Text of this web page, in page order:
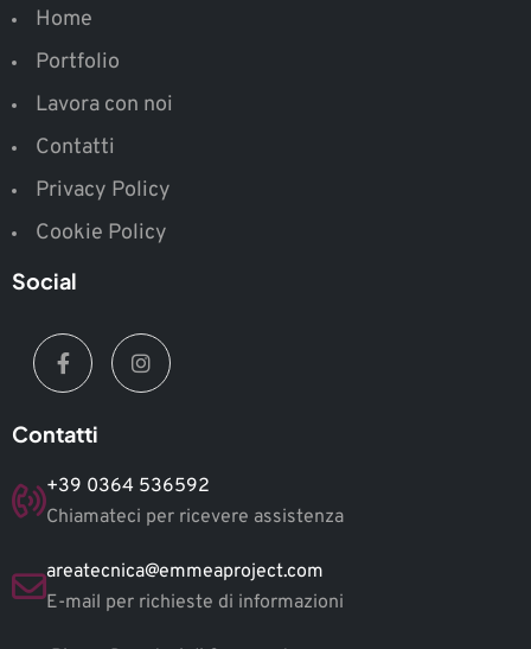
Home
Portfolio
Lavora con noi
Contatti
Privacy Policy
Cookie Policy
Social
Contatti
+39 0364 536592
Chiamateci per ricevere assistenza
areatecnica@emmeaproject.com
E-mail per richieste di informazioni